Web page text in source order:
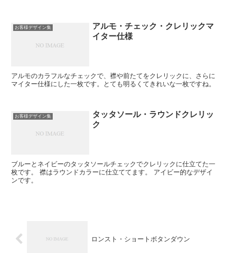
お客様デザイン集
アルモ・チェック・クレリックマ
イター仕様
アルモのカラフルなチェックで、襟や前たてをクレリックに、さらに
マイター仕様にした一枚です。とても明るくてきれいな一枚ですね。
お客様デザイン集
タッタソール・ラウンドクレリッ
ク
ブルーとネイビーのタッタソールチェックでクレリックに仕立てた一
枚です。 襟はラウンドカラーに仕立ててます。 アイビー的なデザイ
ンです。
ロンスト・ショートボタンダウン